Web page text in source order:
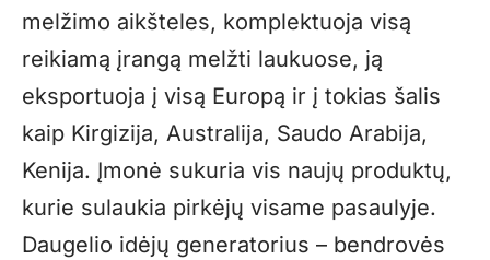
melžimo aikšteles, komplektuoja visą
reikiamą įrangą melžti laukuose, ją
eksportuoja į visą Europą ir į tokias šalis
kaip Kirgizija, Australija, Saudo Arabija,
Kenija. Įmonė sukuria vis naujų produktų,
kurie sulaukia pirkėjų visame pasaulyje.
Daugelio idėjų generatorius – bendrovės